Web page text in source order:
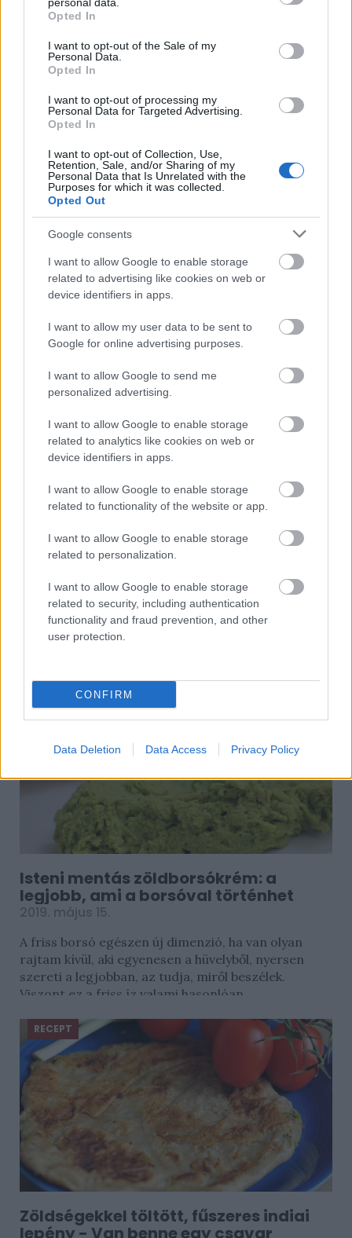
grant or deny consent to Google and its third-party tags to
use your data for below specified purposes in below Google
consent section.
Opted In
I want to opt-out of the Sale of my
Personal Data.
Opted In
I want to opt-out of processing my
Personal Data for Targeted Advertising.
Opted In
I want to opt-out of Collection, Use,
Retention, Sale, and/or Sharing of my
Personal Data that Is Unrelated with the
Purposes for which it was collected.
Opted Out
Google consents
I want to allow Google to enable storage
related to advertising like cookies on web or
device identifiers in apps.
I want to allow my user data to be sent to
Google for online advertising purposes.
I want to allow Google to send me
personalized advertising.
I want to allow Google to enable storage
related to analytics like cookies on web or
device identifiers in apps.
I want to allow Google to enable storage
related to functionality of the website or app.
I want to allow Google to enable storage
related to personalization.
I want to allow Google to enable storage
related to security, including authentication
functionality and fraud prevention, and other
user protection.
CONFIRM
Data Deletion Data Access Privacy Policy
RECEPT
A legizgalmasabb indiai töltött táska:
ha sütőben sütjük, hidegen is finom
2019. május 22.
Az indiai konyha tudja a legizgalmasabb húsmentes
ételeket produkálni, ez szinte nem is kérdés, ha
vegetáriánus lennék, teljesen átállnék rá. Ennyire
RECEPT
Ilyen, amikor a köretmaradék
salátában születik újjá
Nagyon nehezen találom el, miből mennyi fog
elfogyni, és ez valamilyen rejtélyes oknál fogva
különös mértékben igaz a köretekre,
Isteni mentás zöldborsókrém: a
legjobb, ami a borsóval történhet
2019. május 15.
A friss borsó egészen új dimenzió, ha van olyan
rajtam kívül, aki egyenesen a hüvelyből, nyersen
szereti a legjobban, az tudja, miről beszélek.
Viszont ez a friss íz valami hasonlóan...
RECEPT
Zöldségekkel töltött, fűszeres indiai
lepény - Van benne egy csavar